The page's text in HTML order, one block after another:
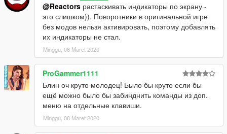
@Reactors растаскивать индикаторы по экрану -
это слишком)). Поворотники в оригинальной игре
без модов нельзя активировать, поэтому добавлять
их индикаторы не стал.
Minggu, 08 Maret 2020
ProGammer1111
Блин оч круто молодец! Было бы круто если бы
ещё можно было бы забинднить команды из доп.
меню на отдельные клавиши.
Minggu, 08 Maret 2020